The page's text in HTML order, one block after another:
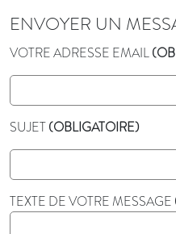
ENVOYER UN
VOTRE ADRESSE EMAIL
SUJET(OBLIGATOIRE)
TEXTE DE VOTRE MESSAGE